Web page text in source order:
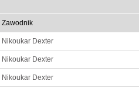
Zawodnik
Nikoukar Dexter
Nikoukar Dexter
Nikoukar Dexter